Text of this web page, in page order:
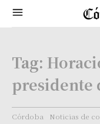
Tag:
presidente
Córdoba Noticias de